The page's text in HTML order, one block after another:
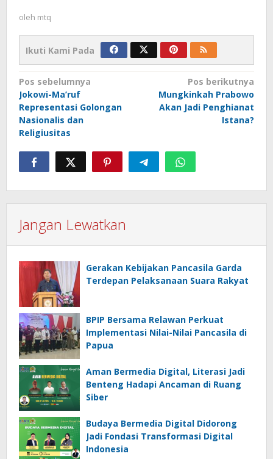
oleh mtq
Ikuti Kami Pada
Navigasi
pos
Pos sebelumnya
Jokowi-Ma’ruf
Representasi Golongan
Nasionalis dan
Religiusitas
Pos berikutnya
Mungkinkah Prabowo
Akan Jadi Penghianat
Istana?
Jangan Lewatkan
Gerakan Kebijakan Pancasila Garda
Terdepan Pelaksanaan Suara Rakyat
BPIP Bersama Relawan Perkuat
Implementasi Nilai-Nilai Pancasila di
Papua
Aman Bermedia Digital, Literasi Jadi
Benteng Hadapi Ancaman di Ruang
Siber
Budaya Bermedia Digital Didorong
Jadi Fondasi Transformasi Digital
Indonesia